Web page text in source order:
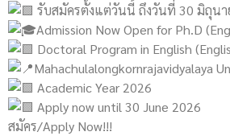
รับสมัครตั้งแต่วันนี้ ถึงวันที่ 30 มิถุน
Admission Now Open for Ph.D
Doctoral Program in English
Mahachulalongkornrajavidyalaya
Academic Year 2026
Apply now until 30 June 2026
สมัคร/Apply Now!!!